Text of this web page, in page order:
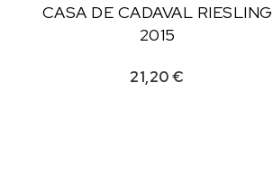
CASA DE CADAVAL RIESLING
2015
21,20€